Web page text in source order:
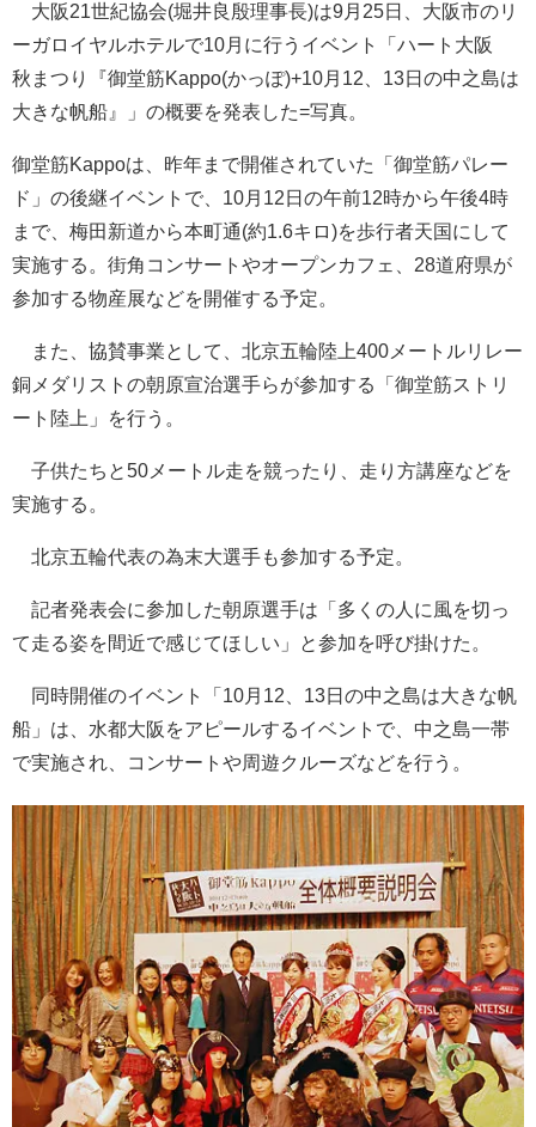
大阪21世紀協会(堀井良殷理事長)は9月25日、大阪市のリ
ーガロイヤルホテルで10月に行うイベント「ハート大阪
秋まつり『御堂筋Kappo(かっぽ)+10月12、13日の中之島は
大きな帆船』」の概要を発表した=写真。
御堂筋Kappoは、昨年まで開催されていた「御堂筋パレー
ド」の後継イベントで、10月12日の午前12時から午後4時
まで、梅田新道から本町通(約1.6キロ)を歩行者天国にして
実施する。街角コンサートやオープンカフェ、28道府県が
参加する物産展などを開催する予定。
また、協賛事業として、北京五輪陸上400メートルリレー
銅メダリストの朝原宣治選手らが参加する「御堂筋ストリ
ート陸上」を行う。
子供たちと50メートル走を競ったり、走り方講座などを
実施する。
北京五輪代表の為末大選手も参加する予定。
記者発表会に参加した朝原選手は「多くの人に風を切っ
て走る姿を間近で感じてほしい」と参加を呼び掛けた。
同時開催のイベント「10月12、13日の中之島は大きな帆
船」は、水都大阪をアピールするイベントで、中之島一帯
で実施され、コンサートや周遊クルーズなどを行う。